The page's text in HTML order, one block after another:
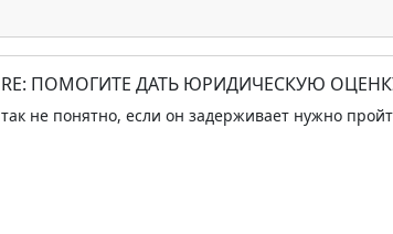
RE: ПОМОГИТЕ ДАТЬ ЮРИДИЧЕСКУЮ
так не понятно, если он задерживает нужно